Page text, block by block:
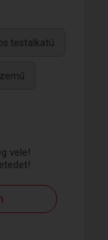
vele!
testalkatú